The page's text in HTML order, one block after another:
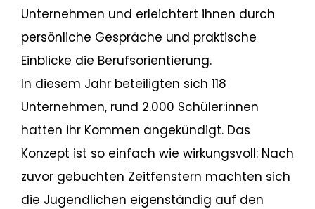
Unternehmen und erleichtert ihnen durch
persönliche Gespräche und praktische
Einblicke die Berufsorientierung.
In diesem Jahr beteiligten sich 118
Unternehmen, rund 2.000 Schüler:innen
hatten ihr Kommen angekündigt. Das
Konzept ist so einfach wie wirkungsvoll: Nach
zuvor gebuchten Zeitfenstern machten sich
die Jugendlichen eigenständig auf den